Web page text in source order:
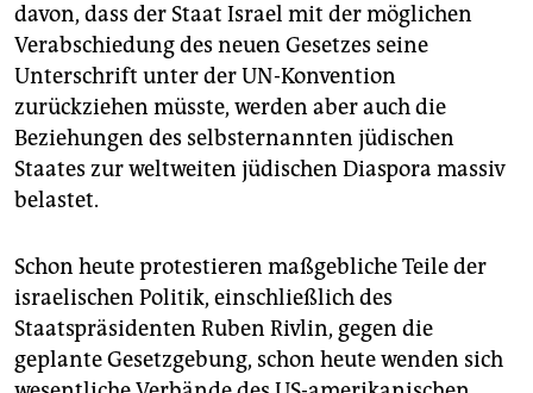
davon, dass der Staat Israel mit der möglichen
Verabschiedung des neuen Gesetzes seine
Unterschrift unter der UN-Konvention
zurückziehen müsste, werden aber auch die
Beziehungen des selbsternannten jüdischen
Staates zur weltweiten jüdischen Diaspora massiv
belastet.
Schon heute protestieren maßgebliche Teile der
israelischen Politik, einschließlich des
Staatspräsidenten Ruben Rivlin, gegen die
geplante Gesetzgebung, schon heute wenden sich